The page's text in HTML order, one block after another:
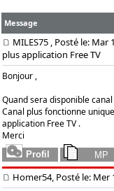
Message
MILES75 , Posté le: Mar
plus application Free TV
Bonjour ,
Quand sera disponible
Canal plus fonctionne
application Free TV .
Merci
Homer54, Posté le: Mer